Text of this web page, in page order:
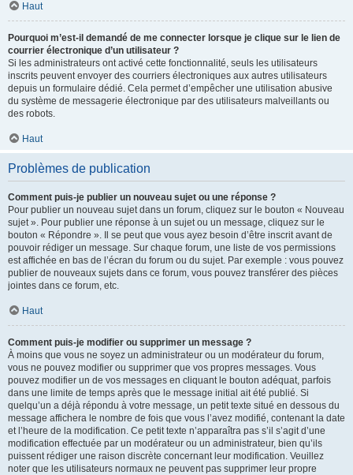
Haut
Pourquoi m’est-il demandé de me connecter lorsque je clique sur le lien de
courrier électronique d’un utilisateur ?
Si les administrateurs ont activé cette fonctionnalité, seuls les utilisateurs
inscrits peuvent envoyer des courriers électroniques aux autres utilisateurs
depuis un formulaire dédié. Cela permet d’empêcher une utilisation abusive
du système de messagerie électronique par des utilisateurs malveillants ou
des robots.
Haut
Problèmes de publication
Comment puis-je publier un nouveau sujet ou une réponse ?
Pour publier un nouveau sujet dans un forum, cliquez sur le bouton « Nouveau
sujet ». Pour publier une réponse à un sujet ou un message, cliquez sur le
bouton « Répondre ». Il se peut que vous ayez besoin d’être inscrit avant de
pouvoir rédiger un message. Sur chaque forum, une liste de vos permissions
est affichée en bas de l’écran du forum ou du sujet. Par exemple : vous pouvez
publier de nouveaux sujets dans ce forum, vous pouvez transférer des pièces
jointes dans ce forum, etc.
Haut
Comment puis-je modifier ou supprimer un message ?
À moins que vous ne soyez un administrateur ou un modérateur du forum,
vous ne pouvez modifier ou supprimer que vos propres messages. Vous
pouvez modifier un de vos messages en cliquant le bouton adéquat, parfois
dans une limite de temps après que le message initial ait été publié. Si
quelqu’un a déjà répondu à votre message, un petit texte situé en dessous du
message affichera le nombre de fois que vous l’avez modifié, contenant la date
et l’heure de la modification. Ce petit texte n’apparaîtra pas s’il s’agit d’une
modification effectuée par un modérateur ou un administrateur, bien qu’ils
puissent rédiger une raison discrète concernant leur modification. Veuillez
noter que les utilisateurs normaux ne peuvent pas supprimer leur propre